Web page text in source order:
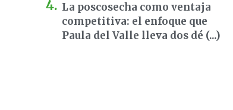
La poscosecha como ventaja
competitiva: el enfoque que
Paula del Valle lleva dos dé (...)